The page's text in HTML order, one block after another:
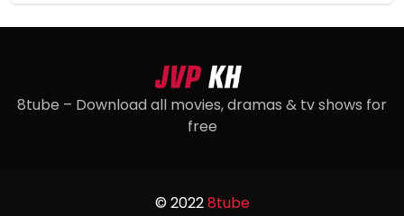
8tube – Download all movies, dramas & tv shows for
free
© 20228tube